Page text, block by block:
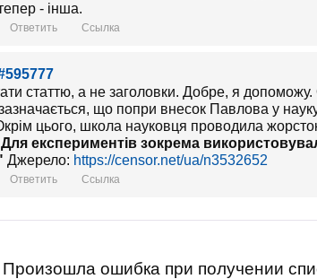
- інша.
Ответить Ссылка
статтю, а не заголовки. Добре, я допоможу.
що попри внесок Павлова у
цього, школа науковця проводила
Для експериментів зокрема
Джерело: https://censor.net/ua/n3532652
Ответить Ссылка
Произошла ошибка при получении